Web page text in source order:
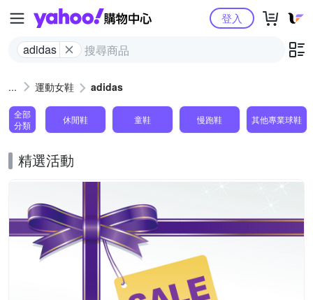
Yahoo購物中心
adidas
登入
運動女鞋 adidas
全部
分類
休閒鞋 童鞋 慢跑鞋 其他專業球鞋
精選活動